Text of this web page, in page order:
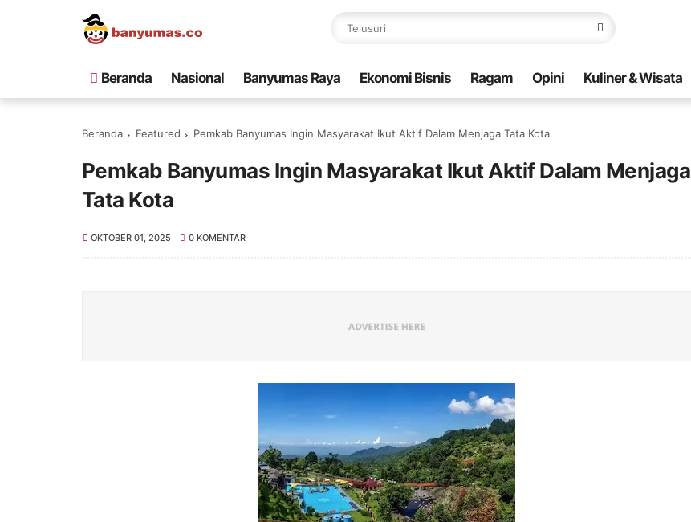
Beranda Nasional Banyumas Raya Ekonomi Bisnis Ragam Opini Kuliner & Wisata
Beranda Featured Pemkab Banyumas Ingin Masyarakat Ikut Aktif Dalam Menjaga Tata Kota
Pemkab Banyumas Ingin Masyarakat Ikut Aktif Dalam Menjaga
Tata Kota
OKTOBER 01, 2025 0 KOMENTAR